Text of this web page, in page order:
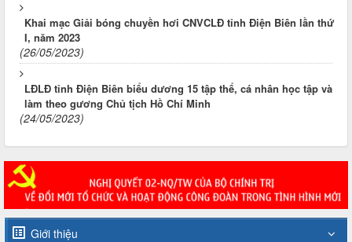
Khai mạc Giải bóng chuyền hơi CNVCLĐ tỉnh Điện Biên lần thứ
I, năm 2023
(26/05/2023)
LĐLĐ tỉnh Điện Biên biểu dương 15 tập thể, cá nhân học tập và
làm theo gương Chủ tịch Hồ Chí Minh
(24/05/2023)
Giới thiệu